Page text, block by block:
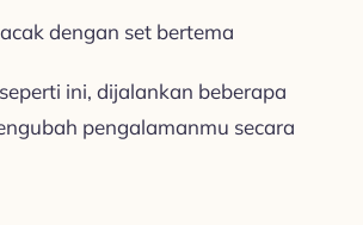
dengan set bertema
ini, dijalankan beberapa
pengalamanmu secara